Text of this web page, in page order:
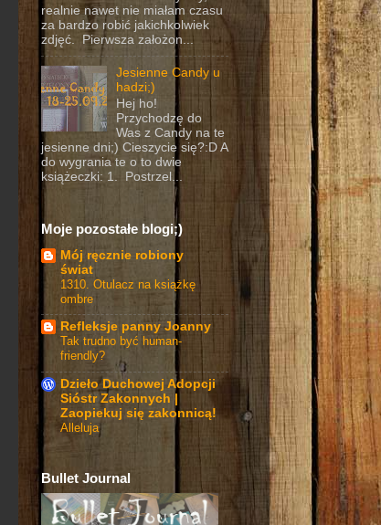
realnie nawet nie miałam czasu
za bardzo robić jakichkolwiek
zdjęć. Pierwsza założon...
Jesienne Candy u
hadzi;)
Hej ho!
Przychodzę do
Was z Candy na te
jesienne dni;) Cieszycie się?:D A
do wygrania te o to dwie
książeczki: 1. Postrzel...
Moje pozostałe blogi;)
Mój ręcznie robiony
świat
1310. Otulacz na książkę
ombre
Refleksje panny Joanny
Tak trudno być human-
friendly?
Dzieło Duchowej Adopcji
Sióstr Zakonnych |
Zaopiekuj się zakonnicą!
Alleluja
Bullet Journal